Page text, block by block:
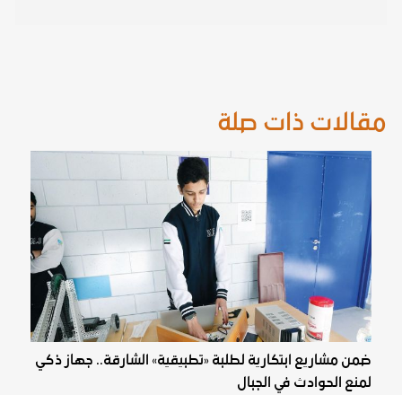
مقالات ذات صلة
ضمن مشاريع ابتكارية لطلبة «تطبيقية» الشارقة.. جهاز ذكي
لمنع الحوادث في الجبال